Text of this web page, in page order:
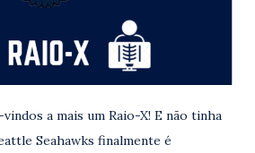
vindos a mais um Raio-X! E não tinha
Seahawks finalmente é